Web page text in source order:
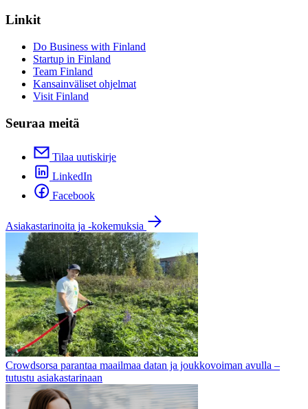
Linkit
Do Business with Finland
Startup in Finland
Team Finland
Kansainväliset ohjelmat
Visit Finland
Seuraa meitä
Tilaa uutiskirje
LinkedIn
Facebook
Asiakastarinoita ja -kokemuksia
Crowdsorsa parantaa maailmaa datan ja joukkovoiman avulla –
tutustu asiakastarinaan